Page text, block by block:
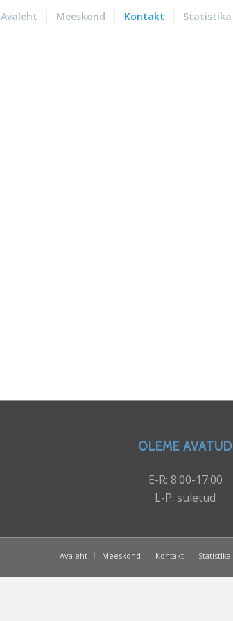
Avaleht Meeskond Kontakt Statistika
OLEME AVATUD
E-R: 8:00-17:00
L-P: suletud
Avaleht Meeskond Kontakt Statistika